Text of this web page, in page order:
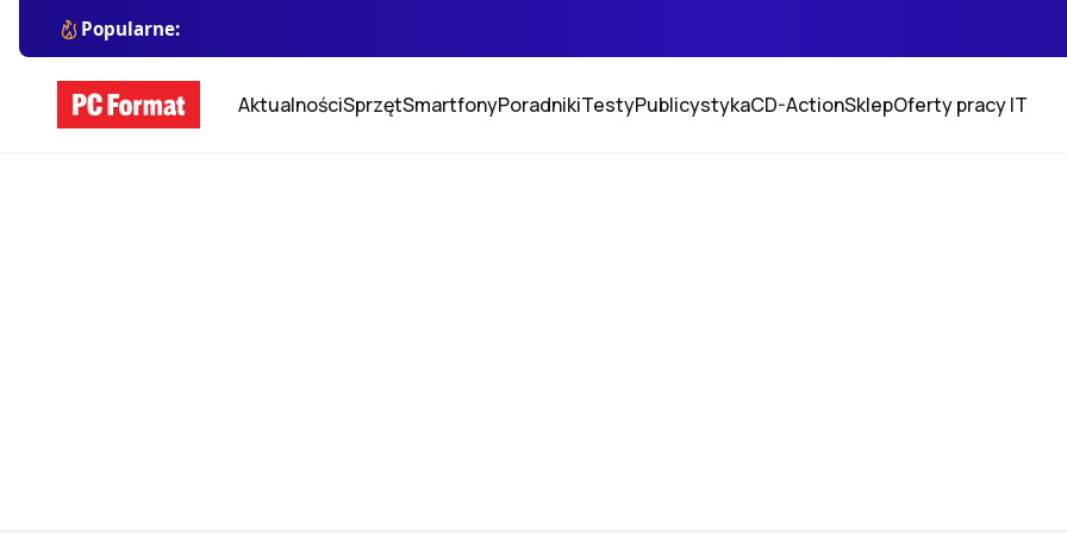
Popularne:
AktualnościSprzętSmartfonyPoradnikiTestyPublicystykaCD-ActionSklepOferty pracy IT